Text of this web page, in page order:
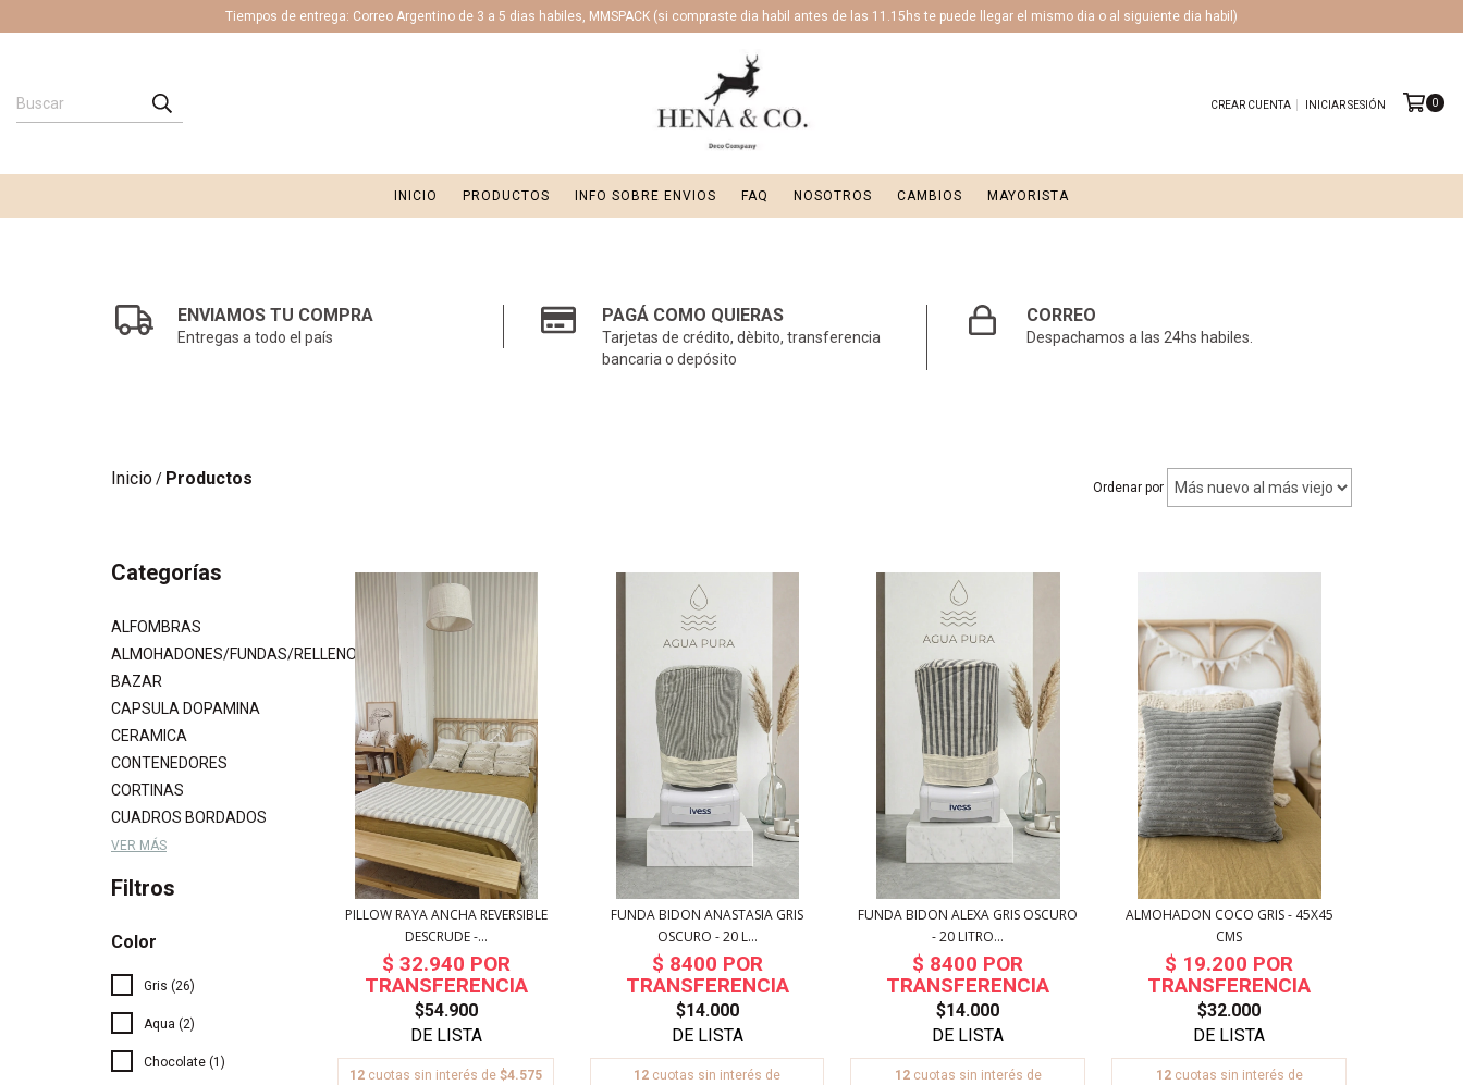
Tiempos de entrega: Correo Argentino de 3 a 5 dias habiles, MMSPACK (si compraste dia habil antes de las 11.15hs te puede llegar el mismo dia o al siguiente dia habil)
CREAR CUENTA INICIAR SESIÓN 0
INICIO PRODUCTOS INFO SOBRE ENVIOS FAQ NOSOTROS CAMBIOS MAYORISTA
ENVIAMOS TU COMPRA
Entregas a todo el país
PAGÁ COMO QUIERAS
Tarjetas de crédito, dèbito, transferencia
bancaria o depósito
CORREO
Despachamos a las 24hs habiles.
Inicio/ Productos Ordenar por
Categorías
ALFOMBRAS
ALMOHADONES/FUNDAS/RELLENOS
BAZAR
CAPSULA DOPAMINA
CERAMICA
CONTENEDORES
CORTINAS
CUADROS BORDADOS
VER MÁS
Filtros
Color
Gris (26)
Aqua (2)
Chocolate (1)
PILLOW RAYA ANCHA REVERSIBLE
DESCRUDE -...
$54.900
12 cuotas sin interés de$4.575
FUNDA BIDON ANASTASIA GRIS
OSCURO - 20 L...
$14.000
12 cuotas sin interés de
FUNDA BIDON ALEXA GRIS OSCURO
- 20 LITRO...
$14.000
12 cuotas sin interés de
ALMOHADON COCO GRIS - 45X45
CMS
$32.000
12 cuotas sin interés de